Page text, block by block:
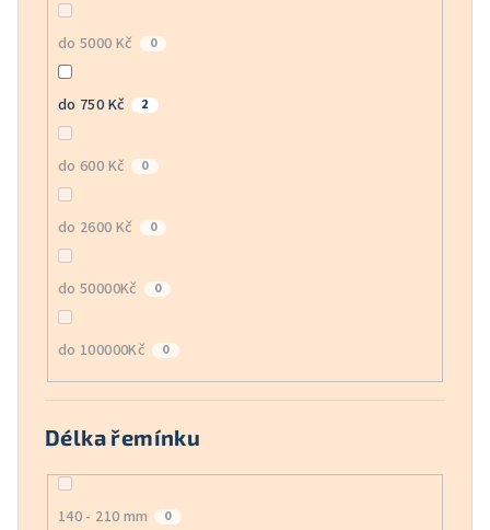
do 5000 Kč 0
do 750 Kč 2
do 600 Kč 0
do 2600 Kč 0
do 50000Kč 0
do 100000Kč 0
Délka řemínku
140 - 210 mm 0